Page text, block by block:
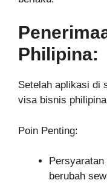
Philipina:
Setelah aplikasi di
visa bisnis
Poin Penting:
berubah